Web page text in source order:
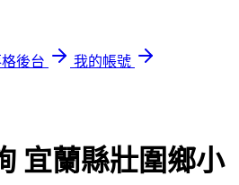
後台
我的帳號
宜蘭縣壯圍鄉小